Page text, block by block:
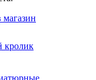
магазин
кролик